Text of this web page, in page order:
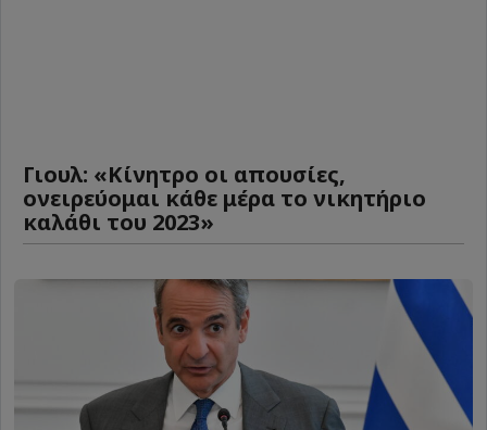
Γιουλ: «Κίνητρο οι απουσίες,
ονειρεύομαι κάθε μέρα το νικητήριο
καλάθι του 2023»